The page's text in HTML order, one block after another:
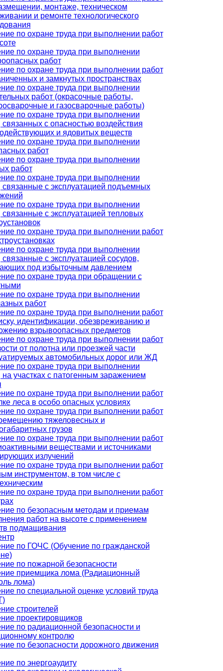
монтаже, техническом
и ремонте технологического
по охране труда при выполнении работ
по охране труда при выполнении
работ
по охране труда при выполнении работ
и замкнутых пространствах
по охране труда при выполнении
работ (окрасочные работы,
и газосварочные работы)
по охране труда при выполнении
связанных с опасностью воздействия
и ядовитых веществ
по охране труда при выполнении
работ
по охране труда при выполнении
работ
по охране труда при выполнении
связанные с эксплуатацией подъемных
по охране труда при выполнении
связанные с эксплуатацией тепловых
по охране труда при выполнении работ
по охране труда при выполнении
связанные с эксплуатацией сосудов,
под избыточным давлением
по охране труда при обращении с
по охране труда при выполнении
работ
по охране труда при выполнении работ
идентификации, обезвреживанию и
взрывоопасных предметов
по охране труда при выполнении работ
от полотна или проезжей части
автомобильных дорог или ЖД
по охране труда при выполнении
на участках с патогенным заражением
по охране труда при выполнении работ
леса в особо опасных условиях
по охране труда при выполнении работ
тяжеловесных и
грузов
по охране труда при выполнении работ
веществами и источниками
излучений
по охране труда при выполнении работ
инструментом, в том числе с
по охране труда при выполнении работ
по безопасным методам и приемам
работ на высоте с применением
подмащивания
по ГОЧС (Обучение по гражданской
по пожарной безопасности
приемщика лома (Радиационный
лома)
по специальной оценке условий труда
строителей
проектировщиков
по радиационной безопасности и
контролю
по безопасности дорожного движения
по энергоаудиту